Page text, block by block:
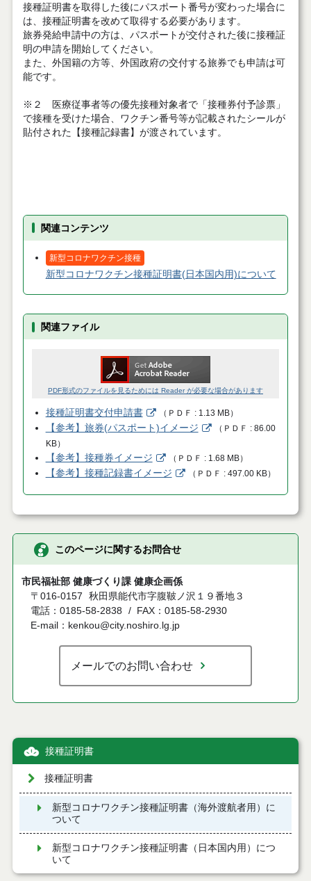
接種証明書を取得した後にパスポート番号が変わった場合に
は、接種証明書を改めて取得する必要があります。
旅券発給申請中の方は、パスポートが交付された後に接種証
明の申請を開始してください。
また、外国籍の方等、外国政府の交付する旅券でも申請は可
能です。
※２ 医療従事者等の優先接種対象者で「接種券付予診票」
で接種を受けた場合、ワクチン番号等が記載されたシールが
貼付された【接種記録書】が渡されています。
関連コンテンツ
新型コロナワクチン接種
新型コロナワクチン接種証明書(日本国内用)について
関連ファイル
PDF形式のファイルを見るためには Reader が必要な場合があります
接種証明書交付申請書 （ ＰＤＦ 1.13 MB）
【参考】旅券(パスポート)イメージ （ ＰＤＦ
86.00
KB）
【参考】接種券イメージ （ ＰＤＦ 1.68 MB）
【参考】接種記録書イメージ （ ＰＤＦ 497.00 KB）
このページに関するお問合せ
市民福祉部 健康づくり課 健康企画係
〒016-0157
秋田県能代市字腹鞁ノ沢１９番地３
電話：0185-58-2838
FAX：0185-58-2930
E-mail：kenkou@city.noshiro.lg.jp
メールでのお問い合わせ
接種証明書
接種証明書
新型コロナワクチン接種証明書（海外渡航者用）に
ついて
新型コロナワクチン接種証明書（日本国内用）につ
いて